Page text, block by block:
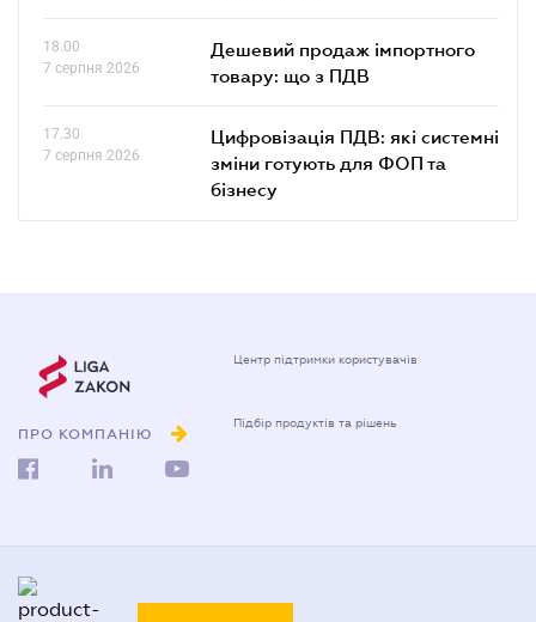
18.00
7 серпня 2026
Дешевий продаж імпортного
товару: що з ПДВ
17.30
7 серпня 2026
Цифровізація ПДВ: які системні
зміни готують для ФОП та
бізнесу
ПРО КОМПАНІЮ
Центр підтримки користувачів
Підбір продуктів та рішень